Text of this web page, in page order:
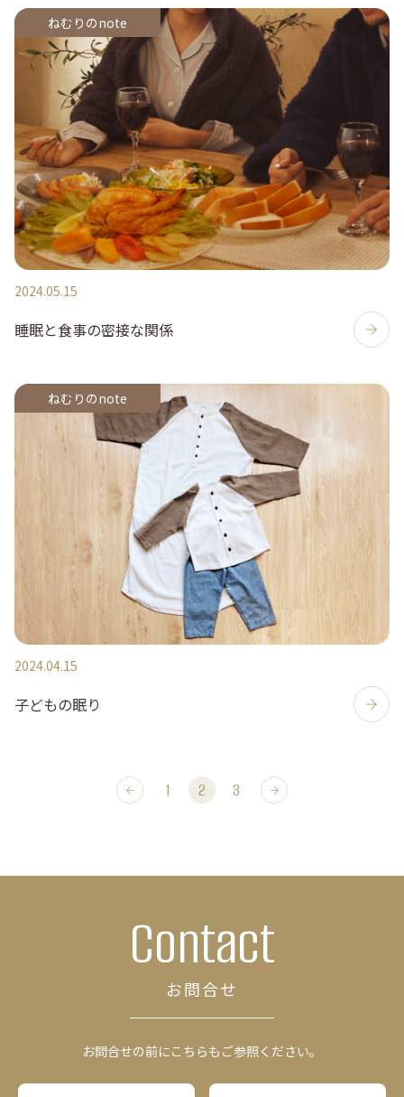
ねむりのnote
2024.05.15
睡眠と食事の密接な関係
ねむりのnote
2024.04.15
子どもの眠り
1 2 3
Contact
お問合せ
お問合せの前にこちらもご参照ください。